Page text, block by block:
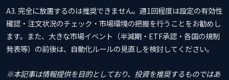
A3. 完全に放置するのは推奨できません。週1回程度は設定の有効性
確認・注文状況のチェック・市場環境の把握を行うことをお勧めし
ます。また、大きな市場イベント（半減期・ETF承認・各国の規制
発表等）の前後は、自動化ルールの見直しを検討してください。
※本記事は情報提供を目的としており、投資を推奨するものではあ